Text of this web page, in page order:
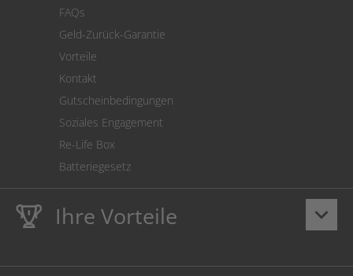
FAQs
Geld-Zurück-Garantie
Vorteile
Kontakt
Gutscheinbedingungen
Soziales Engagement
Re-Life Box
Batteriegesetz
keyboard_arrow_down
Ihre Vorteile
LebenslangeHausmarke Garantieauf Toner und Tinte